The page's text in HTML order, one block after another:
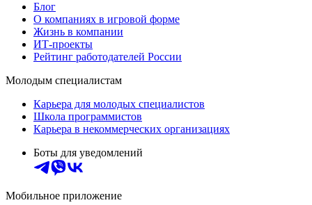
Блог
О компаниях в игровой форме
Жизнь в компании
ИТ-проекты
Рейтинг работодателей России
Молодым специалистам
Карьера для молодых специалистов
Школа программистов
Карьера в некоммерческих организациях
Боты для уведомлений
Мобильное приложение